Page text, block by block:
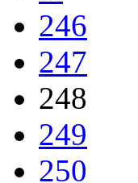
246
247
248
249
250